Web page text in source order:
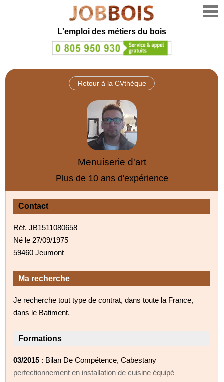
L'emploi des métiers du bois
Retour à la CVthèque
Menuiserie d'art
Plus de 10 ans d'expérience
Contact
Réf. JB1511080658
Né le 27/09/1975
59460 Jeumont
Ma recherche
Je recherche tout type de contrat, dans toute la France,
dans le Batiment.
Formations
03/2015 : Bilan De Compétence, Cabestany
perfectionnement en installation de cuisine équipé